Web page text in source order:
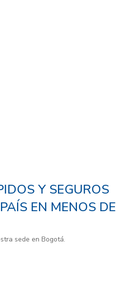
Y SEGUROS
EN MENOS DE
sede en Bogotá.